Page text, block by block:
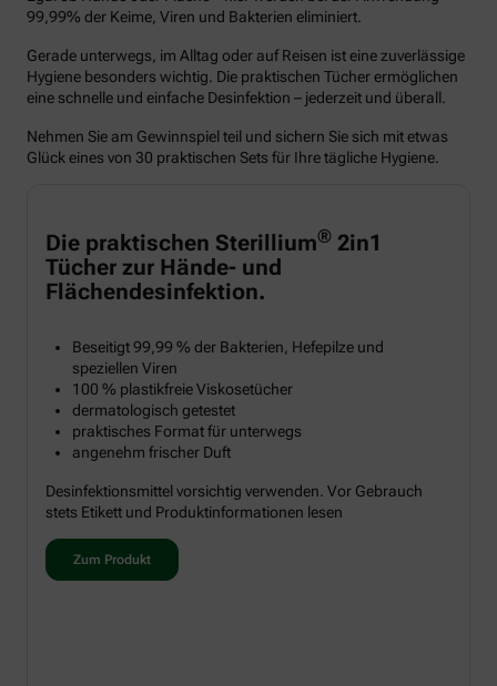
99,99% der Keime, Viren und Bakterien eliminiert.
Gerade unterwegs, im Alltag oder auf Reisen ist eine zuverlässige
Hygiene besonders wichtig. Die praktischen Tücher ermöglichen
eine schnelle und einfache Desinfektion – jederzeit und überall.
Nehmen Sie am Gewinnspiel teil und sichern Sie sich mit etwas
Glück eines von 30 praktischen Sets für Ihre tägliche Hygiene.
Die praktischen Sterillium® 2in1
Tücher zur Hände- und
Flächendesinfektion.
Beseitigt 99,99 % der Bakterien, Hefepilze und
speziellen Viren
100 % plastikfreie Viskosetücher
dermatologisch getestet
praktisches Format für unterwegs
angenehm frischer Duft
Desinfektionsmittel vorsichtig verwenden. Vor Gebrauch
stets Etikett und Produktinformationen lesen
Zum Produkt